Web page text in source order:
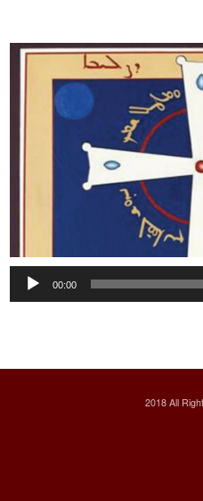
Audio
Player
00:00
2018 All